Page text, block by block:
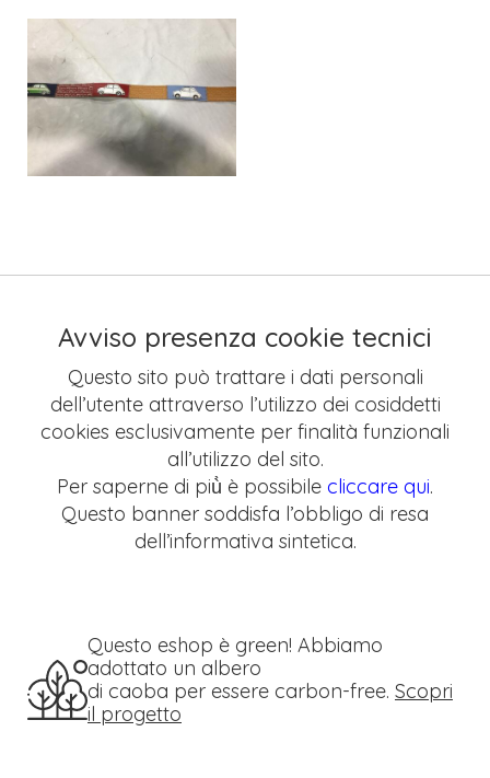
Avviso presenza cookie tecnici
Questo sito può trattare i dati personali
dell’utente attraverso l’utilizzo dei cosiddetti
cookies esclusivamente per finalità funzionali
all’utilizzo del sito.
Per saperne di più̀ è possibile cliccare qui.
Questo banner soddisfa l’obbligo di resa
dell’informativa sintetica.
Questo eshop è green! Abbiamo
adottato un albero
di caoba per essere carbon-free. Scopri
il progetto